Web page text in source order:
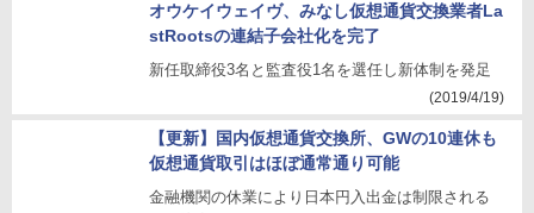
オウケイウェイヴ、みなし仮想通貨交換業者La
stRootsの連結子会社化を完了
新任取締役3名と監査役1名を選任し新体制を発足
(2019/4/19)
【更新】国内仮想通貨交換所、GWの10連休も
仮想通貨取引はほぼ通常通り可能
金融機関の休業により日本円入出金は制限される